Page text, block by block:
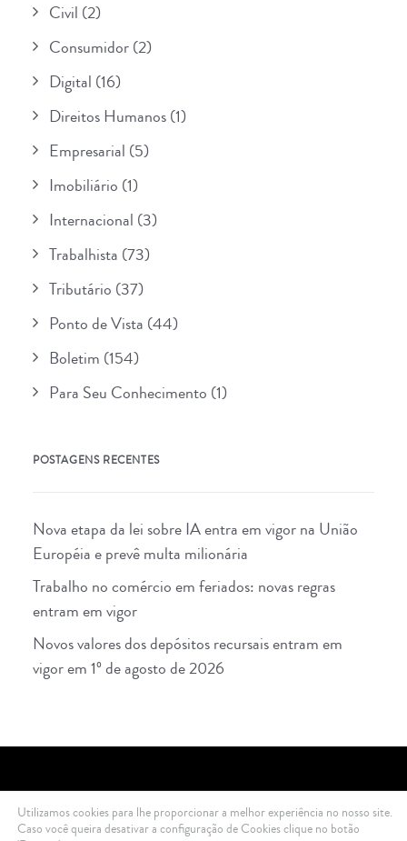
Civil (2)
Consumidor(2)
Digital (16)
Direitos Humanos(1)
Empresarial (5)
Imobiliário (1)
Internacional (3)
Trabalhista (73)
Tributário (37)
Ponto de Vista (44)
Boletim (154)
Para Seu Conhecimento (1)
POSTAGENS RECENTES
Nova etapa da lei sobre IA entra em vigor na União
Européia e prevê multa milionária
Trabalho no comércio em feriados: novas regras
entram em vigor
Novos valores dos depósitos recursais entram em
vigor em 1º de agosto de 2026
2021 Di Ciero Advogados © All rights reserved .Política de Privacidade
Utilizamos cookies para lhe proporcionar a melhor experiência no nosso site.
Caso você queira desativar a configuração de Cookies clique no botão